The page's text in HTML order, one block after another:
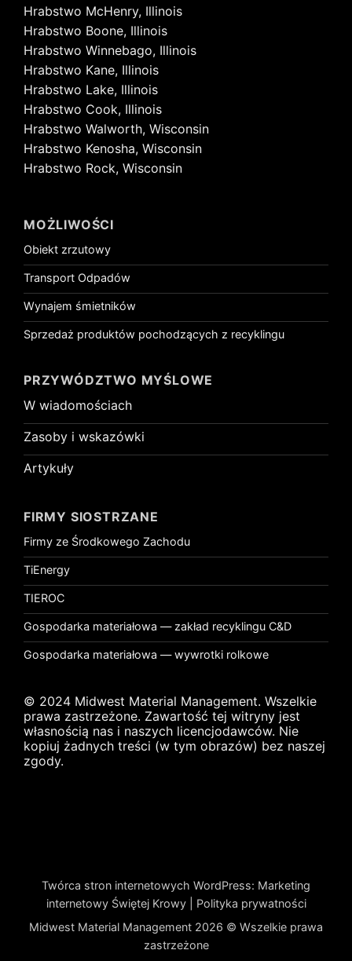
Hrabstwo McHenry, Illinois
Hrabstwo Boone, Illinois
Hrabstwo Winnebago, Illinois
Hrabstwo Kane, Illinois
Hrabstwo Lake, Illinois
Hrabstwo Cook, Illinois
Hrabstwo Walworth, Wisconsin
Hrabstwo Kenosha, Wisconsin
Hrabstwo Rock, Wisconsin
MOŻLIWOŚCI
Obiekt zrzutowy
Transport Odpadów
Wynajem śmietników
Sprzedaż produktów pochodzących z recyklingu
PRZYWÓDZTWO MYŚLOWE
W wiadomościach
Zasoby i wskazówki
Artykuły
FIRMY SIOSTRZANE
Firmy ze Środkowego Zachodu
TiEnergy
TIEROC
Gospodarka materiałowa — zakład recyklingu C&D
Gospodarka materiałowa — wywrotki rolkowe
© 2024 Midwest Material Management. Wszelkie
prawa zastrzeżone. Zawartość tej witryny jest
własnością nas i naszych licencjodawców. Nie
kopiuj żadnych treści (w tym obrazów) bez naszej
zgody.
Twórca stron internetowych WordPress: Marketing
internetowy Świętej Krowy| Polityka prywatności
Midwest Material Management 2026 © Wszelkie prawa
zastrzeżone